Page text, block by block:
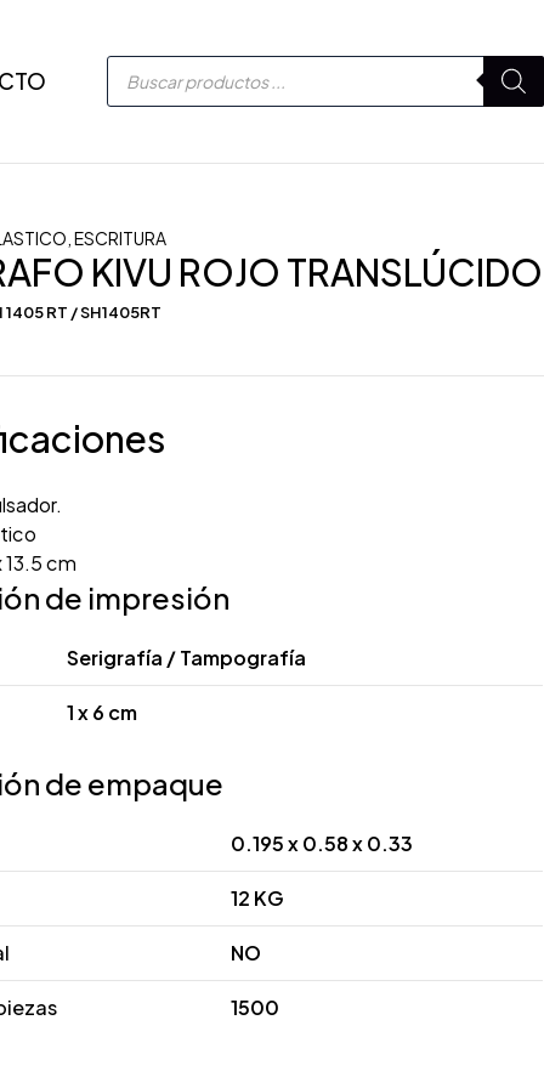
,ESCRITURA
KIVU ROJO TRANSLÚCIDO
1405 RT / SH1405RT
13.5 cm
de impresión
Serigrafía / Tampografía
1 x 6 cm
de empaque
0.195 x 0.58 x 0.33
12 KG
NO
1500